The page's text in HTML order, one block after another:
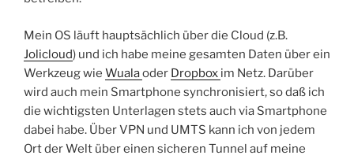
Mein OS läuft hauptsächlich über die Cloud (z.B.
Jolicloud) und ich habe meine gesamten Daten über ein
Werkzeug wie Wualaoder Dropbox im Netz. Darüber
wird auch mein Smartphone synchronisiert, so daß ich
die wichtigsten Unterlagen stets auch via Smartphone
dabei habe. Über VPN und UMTS kann ich von jedem
Ort der Welt über einen sicheren Tunnel auf meine